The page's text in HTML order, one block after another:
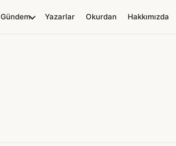
Gündem Yazarlar Okurdan Hakkımızda